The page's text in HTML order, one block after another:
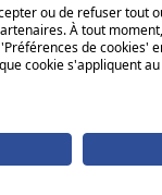
ou de refuser tout
À tout
de cookies'
cookie s'appliquent